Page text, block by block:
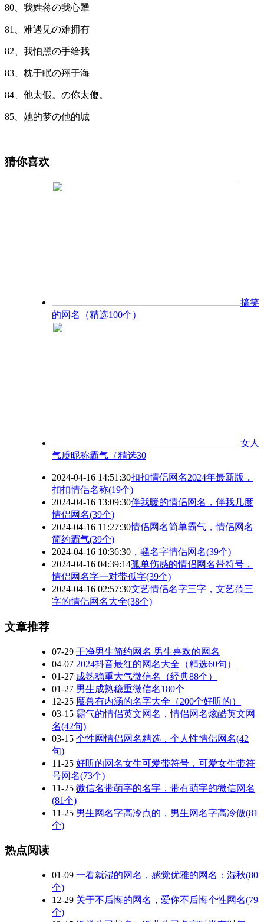
80、我姓蒋の我心犟
81、难遇见の难拥有
82、我怕黑の手给我
83、枕于眠の翔于海
84、他太假。の你太傻。
85、她的梦の他的城
猜你喜欢
搞笑
的网名（精选100个）
女人
气质昵称霸气（精选30
2024-04-16 14:51:30扣扣情侣网名2024年最新版，
扣扣情侣名称(19个)
2024-04-16 13:09:30伴我暖的情侣网名，伴我几度
情侣网名(39个)
2024-04-16 11:27:30情侣网名简单霸气，情侣网名
简约霸气(39个)
2024-04-16 10:36:30 ，骚名字情侣网名(39个)
2024-04-16 04:39:14孤单伤感的情侣网名带符号，
情侣网名字一对带孤字(39个)
2024-04-16 02:57:30文艺情侣名字三字，文艺范三
字的情侣网名大全(38个)
文章推荐
07-29 干净男生简约网名 男生喜欢的网名
04-07 2024抖音最红的网名大全（精选60句）
01-27 成熟稳重大气微信名（经典88个）
01-27 男生成熟稳重微信名180个
12-25 魔兽有内涵的名字大全（200个好听的）
03-15 霸气的情侣英文网名，情侣网名炫酷英文网
名(42句)
03-15 个性网情侣网名精选，个人性情侣网名(42
句)
11-25 好听的网名女生可爱带符号，可爱女生带符
号网名(73个)
11-25 微信名带萌字的名字，带有萌字的微信网名
(81个)
11-25 男生网名字高冷点的，男生网名字高冷傲(81
个)
热点阅读
01-09 一看就湿的网名，感觉优雅的网名：湿秋(80
个)
12-29 关于不后悔的网名，爱你不后悔个性网名(79
个)